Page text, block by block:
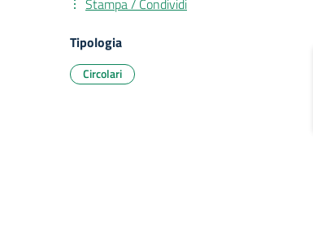
Stampa / Condividi
Tipologia
Circolari